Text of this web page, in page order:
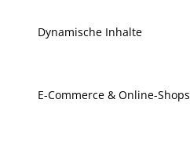
Dynamische Inhalte
E-Commerce & Online-Shops